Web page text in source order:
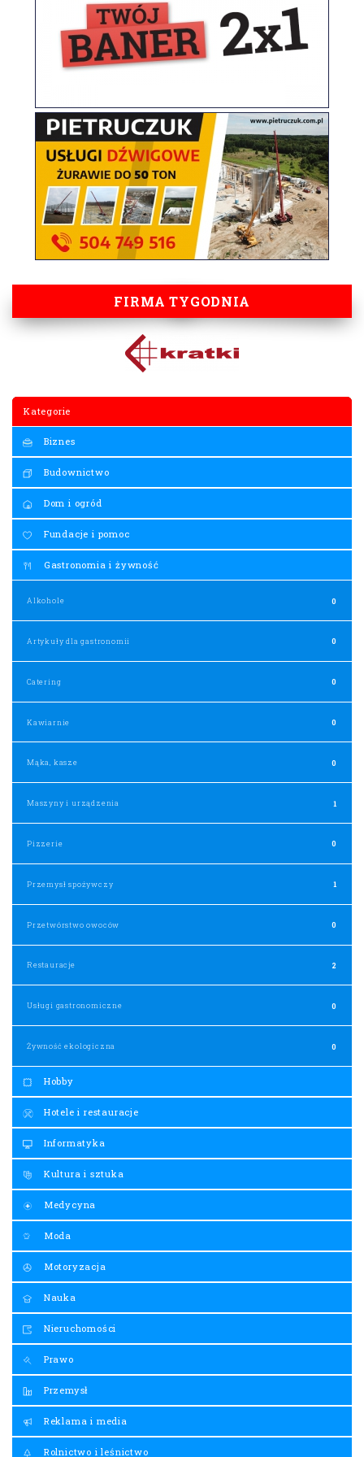
FIRMA TYGODNIA
Kategorie
Biznes
Budownictwo
Dom i ogród
Fundacje i pomoc
Gastronomia i żywność
Alkohole 0
Artykuły dla gastronomii 0
Catering 0
Kawiarnie 0
Mąka, kasze 0
Maszyny i urządzenia 1
Pizzerie 0
Przemysł spożywczy 1
Przetwórstwo owoców 0
Restauracje 2
Usługi gastronomiczne 0
Żywność ekologiczna 0
Hobby
Hotele i restauracje
Informatyka
Kultura i sztuka
Medycyna
Moda
Motoryzacja
Nauka
Nieruchomości
Prawo
Przemysł
Reklama i media
Rolnictwo i leśnictwo